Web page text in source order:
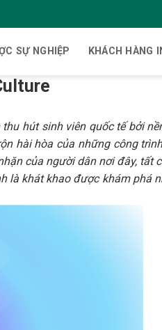
SỰ NGHIỆP KHÁCH HÀNG
hút sinh viên quốc tế bởi
hài hòa của những công
của người dân nơi đây, tất
là khát khao được khám phá